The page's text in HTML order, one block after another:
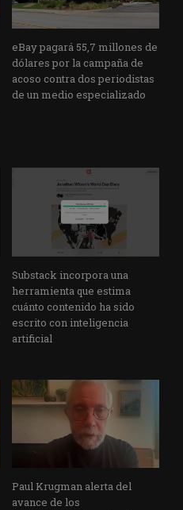
eBay pagará 55,7 millones de
dólares por la campaña de
acoso contra dos periodistas
de un medio especializado
Substack incorpora una
herramienta que estima
cuánto contenido ha sido
escrito con inteligencia
artificial
Paul Krugman alerta del
avance de los